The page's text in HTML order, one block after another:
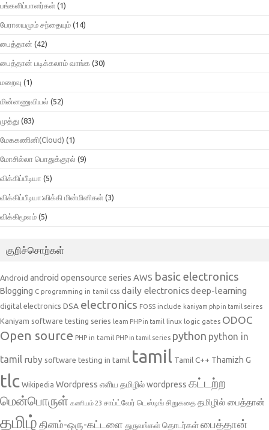
பங்களிப்பாளர்கள் (1)
பேராலயமும் சந்தையும் (14)
பைத்தான் (42)
பைத்தான் படிக்கலாம் வாங்க (30)
மறைவு (1)
மின்னணுவியல் (52)
முத்து (83)
மேககணினி(Cloud) (1)
மோசில்லா பொதுக்குரல் (9)
விக்கிப்பீடியா (5)
விக்கிப்பீடியா:விக்கி மின்மினிகள் (3)
விக்கிமூலம் (5)
குறிச்சொற்கள்
Android android opensource series AWS basic electronics
Blogging C programming in tamil css daily electronicsdeep-learning
digital electronics DSA electronics FOSS include kaniyam php in tamil seires
Kaniyam software testing series learn PHP in tamil linux logic gates ODOC
Open source PHP in tamil PHP in tamil series python python in
tamil ruby software testing in tamil tamil Tamil C++ Thamizh G
tlc Wikipedia Wordpress எளிய தமிழில் wordpress கட்டற்ற
மென்பொருள் கணியம் 23 சாப்ட்வேர் டெஸ்டிங் சிறுகதை தமிழில் பைத்தான்
தமிழ் தினம்-ஒரு-கட்டளை துருவங்கள் தொடர்கள்பைத்தான்